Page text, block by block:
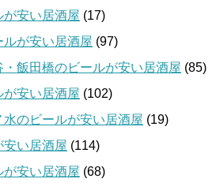
が安い居酒屋 (17)
が安い居酒屋 (97)
・飯田橋のビールが安い居酒屋 (85)
安い居酒屋 (102)
水のビールが安い居酒屋 (19)
安い居酒屋 (114)
が安い居酒屋 (68)